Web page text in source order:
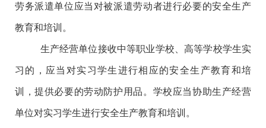
劳务派遣单位应当对被派遣劳动者进行必要的安全生产
教育和培训。
生产经营单位接收中等职业学校、高等学校学生实
习的，应当对实习学生进行相应的安全生产教育和培
训，提供必要的劳动防护用品。学校应当协助生产经营
单位对实习学生进行安全生产教育和培训。